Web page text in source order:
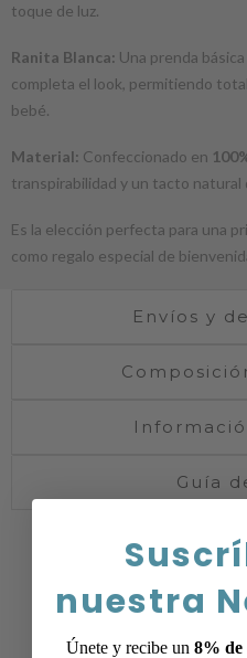
toque de luz.
Ranita Blanca: Una prenda
completa el look, permitiendo
bebé.
Material: Confeccionado en
transpirabilidad y un tacto
Es la elección perfecta para una
como regalo especial de
Envíos y
Guía
nuestra
Únete y recibe un 8% de